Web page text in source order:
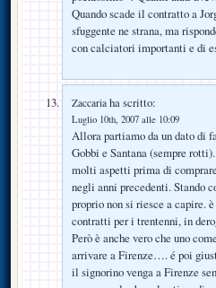
Quando scade il contratto a
sfuggente ne strana, ma
con calciatori importanti e di
Zaccaria ha scritto:
Luglio 10th, 2007 alle 10:09
Allora partiamo da un dato di
Gobbi e Santana (sempre
molti aspetti prima di
negli anni precedenti. Stando
proprio non si riesce a capire.
contratti per i trentenni, in
Però è anche vero che uno
arrivare a Firenze…. é poi
il signorino venga a Firenze